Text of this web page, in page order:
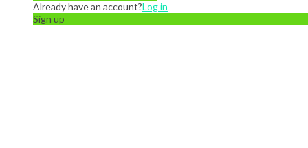
Already have an account?Log in
Sign up